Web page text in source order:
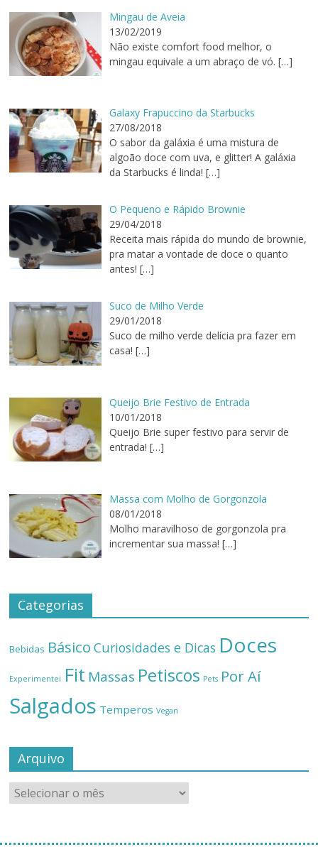
Mingau de Aveia
13/02/2019
Não existe comfort food melhor, o
mingau equivale a um abraço de vó. […]
Galaxy Frapuccino da Starbucks
27/08/2018
O sabor da galáxia é uma mistura de
algoão doce com uva, e glitter! A galáxia
da Starbucks é linda! […]
O Pequeno e Rápido Brownie
29/04/2018
Receita mais rápida do mundo de brownie,
pra matar a vontade de doce o quanto
antes! […]
Suco de Milho Verde
29/01/2018
Suco de milho verde delícia pra fazer em
casa! […]
Queijo Brie Festivo de Entrada
10/01/2018
Queijo Brie super festivo para servir de
entrada! […]
Massa com Molho de Gorgonzola
08/01/2018
Molho maravilhoso de gorgonzola pra
incrementar sua massa! […]
Categorias
Bebidas Básico Curiosidades e Dicas Doces
Experimentei Fit Massas Petiscos Pets Por Aí
Salgados Temperos Vegan
Arquivo